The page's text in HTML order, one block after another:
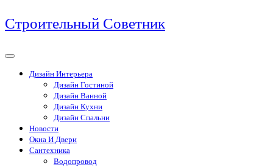
Перейти
к
Строительный Советник
Дизайн Интерьера
Дизайн Гостиной
Дизайн Ванной
Дизайн Кухни
Дизайн Спальни
Новости
Окна И Двери
Сантехника
Водопровод